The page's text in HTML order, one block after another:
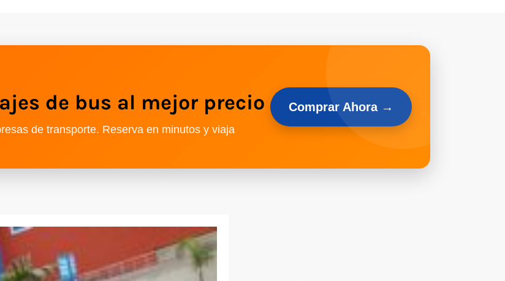
de bus al mejor precio
de transporte. Reserva en minutos y viaja
Comprar Ahora →